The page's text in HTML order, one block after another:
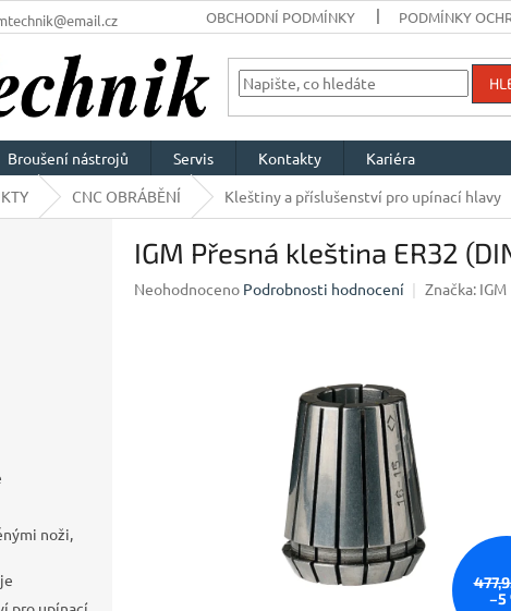
OBCHODNÍ PODMÍNKY PODMÍNKY
Broušení nástrojů Servis Kontakty
Kariéra
CNC OBRÁBĚNÍ Kleštiny a příslušenství pro upínací hlavy
noži,
IGM Přesná kleština ER32
Průměrné
Neohodnoceno Podrobnosti hodnocení Značka: IGM
–5